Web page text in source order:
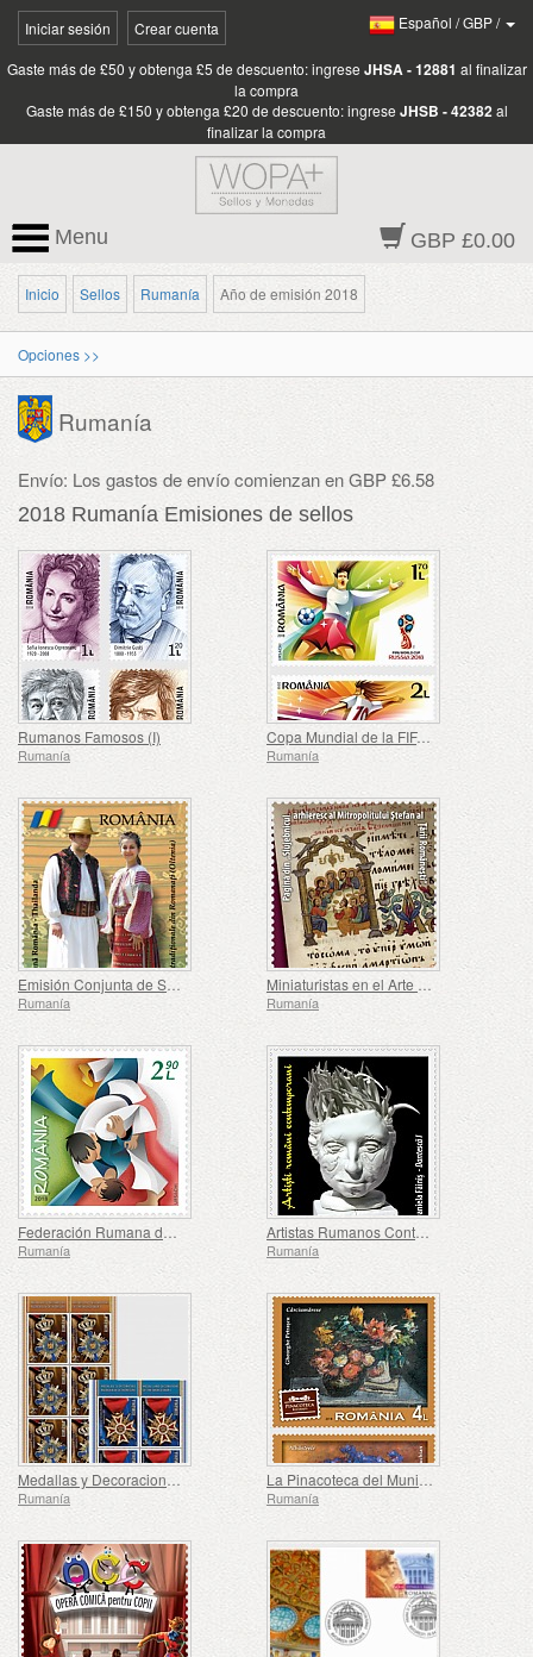
Iniciar sesión Crear cuenta Español /GBP/
Gaste más de £50 y obtenga £5 de descuento: ingrese JHSA - 12881 al finalizar
la compra
Gaste más de £150 y obtenga £20 de descuento: ingrese JHSB - 42382 al
finalizar la compra
GBP £0.00
Menu
Inicio Sellos Rumanía Año de emisión 2018
Opciones >>
Rumanía
Envío: Los gastos de envío comienzan en GBP £6.58
2018 Rumanía Emisiones de sellos
Rumanos Famosos (I)
Rumanía
Copa Mundial de la FIFA ™
Rumanía
Emisión Conjunta de Sellos Rumania - Tailandia 45 Años de Relaciones Diplomáticas
Rumanía
Miniaturistas en el Arte de la Iglesia
Rumanía
Federación Rumana de Judo, 50 Años
Rumanía
Artistas Rumanos Contemporáneos
Rumanía
Medallas y Decoraciones de la Primera Guerra Mundial
Rumanía
La Pinacoteca del Municipio de Bucarest, 85 Años
Rumanía